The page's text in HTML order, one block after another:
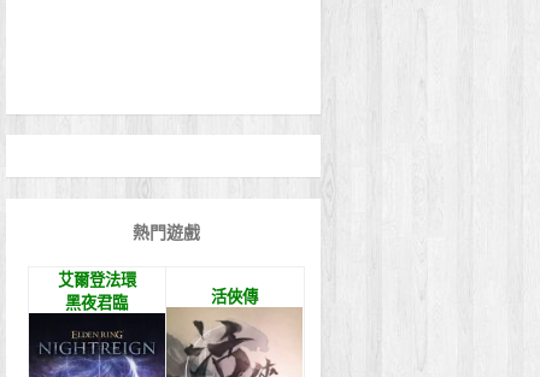
熱門遊戲
艾爾登法環
黑夜君臨
活俠傳